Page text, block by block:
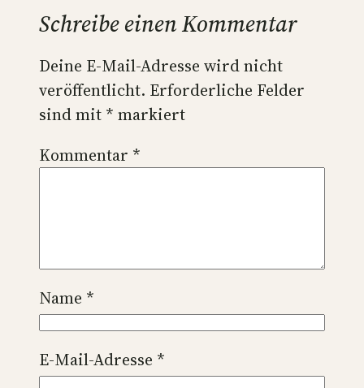
Schreibe einen Kommentar
Deine E-Mail-Adresse wird nicht
veröffentlicht. Erforderliche Felder
sind mit * markiert
Kommentar *
Name *
E-Mail-Adresse *